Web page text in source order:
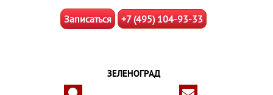
Записаться +7 (495) 104-93-33
ЗЕЛЕНОГРАД